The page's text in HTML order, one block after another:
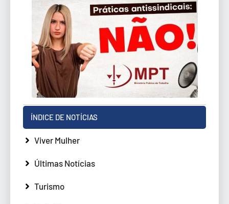
ÍNDICE DE NOTÍCIAS
Viver Mulher
Últimas Notícias
Turismo